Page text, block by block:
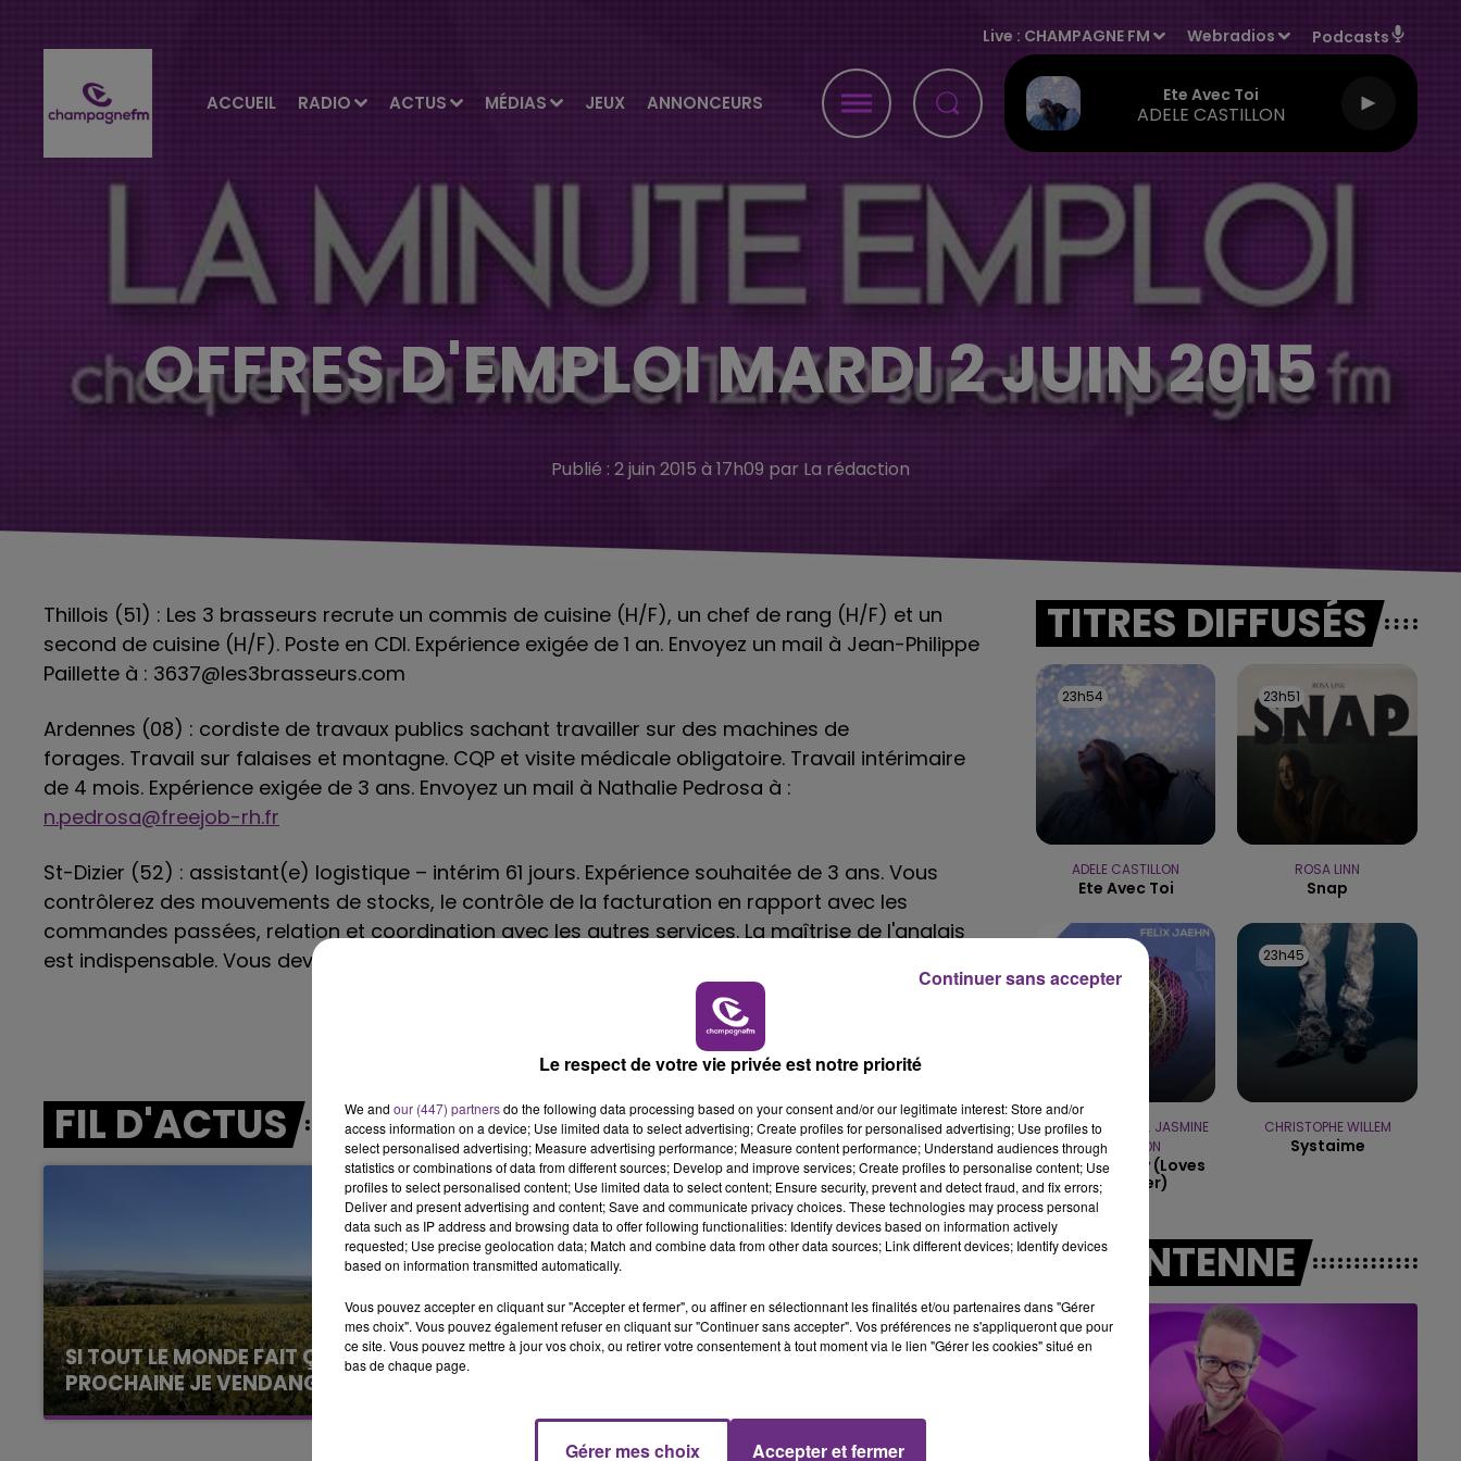
ACCUEIL RADIO ACTUS MÉDIAS JEUX ANNONCEURS
Live : CHAMPAGNE FM Webradios Podcasts
Ete Avec Toi
ADELE CASTILLON
5h00 - 6h00
10h00 - 14h00
LE TICKET DE CAISSE
OFFRES D'EMPLOI MARDI 2 JUIN 2015
Publié : 2 juin 2015 à 17h09 par La rédaction
Thillois (51) : Les 3 brasseurs recrute un commis de cuisine (H/F), un chef de rang (H/F) et un
second de cuisine (H/F). Poste en CDI. Expérience exigée de 1 an. Envoyez un mail à Jean-Philippe
Paillette à : 3637@les3brasseurs.com
Ardennes (08) : cordiste de travaux publics sachant travailler sur des machines de
forages. Travail sur falaises et montagne. CQP et visite médicale obligatoire. Travail intérimaire
de 4 mois. Expérience exigée de 3 ans. Envoyez un mail à Nathalie Pedrosa à :
n.pedrosa@freejob-rh.fr
St-Dizier (52) : assistant(e) logistique – intérim 61 jours. Expérience souhaitée de 3 ans. Vous
contrôlerez des mouvements de stocks, le contrôle de la facturation en rapport avec les
commandes passées, relation et coordination avec les autres services. La maîtrise de l'anglais
est indispensable. Vous devez postuler sur le site internet de Pôle Emploi (n° de l'offre : 027XVFH).
FIL D'ACTUS
SI TOUT LE MONDE FAIT ÇA, MOI L'ANNÉE
PROCHAINE JE VENDANGE EN...
La vendange en Champagne a débuté ce jeudi
L'INSPECTION DU TRAVAIL RAPPELLE À
TITRES DIFFUSÉS
23h54
23h54
ADELE CASTILLON
Ete Avec Toi
23h51
23h51
ROSA LINN
Snap
FELIX JAEHN FEAT. JASMINE
THOMPSON
Ain't Nobody (loves
Me Better)
23h45
23h45
CHRISTOPHE WILLEM
Systaime
A L'ANTENNE
Le respect de votre vie privée est notre priorité
We and our (447) partnersdo the following data processing based on your consent and/or our legitimate interest: Store and/or
access information on a device; Use limited data to select advertising; Create profiles for personalised advertising; Use profiles to
select personalised advertising; Measure advertising performance; Measure content performance; Understand audiences through
statistics or combinations of data from different sources; Develop and improve services; Create profiles to personalise content; Use
profiles to select personalised content; Use limited data to select content; Ensure security, prevent and detect fraud, and fix errors;
Deliver and present advertising and content; Save and communicate privacy choices. These technologies may process personal
data such as IP address and browsing data to offer following functionalities: Identify devices based on information actively
requested; Use precise geolocation data; Match and combine data from other data sources; Link different devices; Identify devices
based on information transmitted automatically.
Vous pouvez accepter en cliquant sur "Accepter et fermer", ou affiner en sélectionnant les finalités et/ou partenaires dans "Gérer
mes choix". Vous pouvez également refuser en cliquant sur "Continuer sans accepter". Vos préférences ne s'appliqueront que pour
ce site. Vous pouvez mettre à jour vos choix, ou retirer votre consentement à tout moment via le lien "Gérer les cookies" situé en
bas de chaque page.
Gérer mes choix Accepter et fermer
Continuer sans accepter